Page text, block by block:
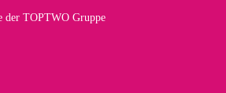
der TOPTWO Gruppe